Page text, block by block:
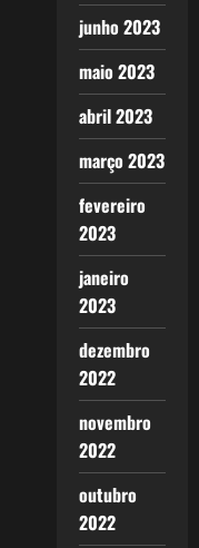
junho 2023
maio 2023
abril 2023
março 2023
fevereiro
2023
janeiro
2023
dezembro
2022
novembro
2022
outubro
2022